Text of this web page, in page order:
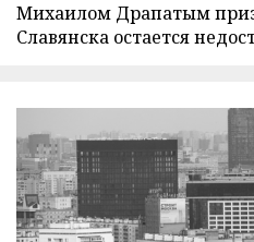
Михаилом Драпатым
Славянска остается